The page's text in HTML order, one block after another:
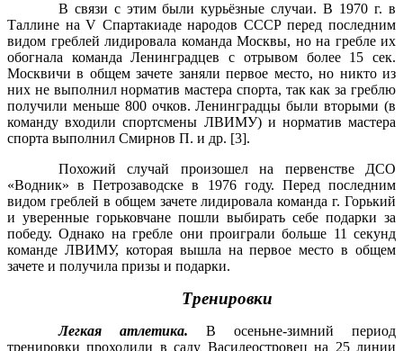
В связи с этим были курьёзные случаи. В 1970 г. в
Таллине наV Спартакиаде народов СССР перед последним
видом греблей лидировала команда Москвы, но на гребле их
обогнала команда Ленинградцев с отрывом более 15 сек.
Москвичи в общем зачете заняли первое место, но никто из
них не выполнил норматив мастера спорта, так как за греблю
получили меньше 800 очков. Ленинградцы были вторыми (в
команду входили спортсмены ЛВИМУ) и норматив мастера
спорта выполнил Смирнов П. и др. [3].
Похожий случай произошел на первенстве ДСО
«Водник» в Петрозаводске в 1976 году. Перед последним
видом греблей в общем зачете лидировала команда г. Горький
и уверенные горьковчане пошли выбирать себе подарки за
победу. Однако на гребле они проиграли больше 11 секунд
команде ЛВИМУ, которая вышла на первое место в общем
зачете и получила призы и подарки.
Тренировки
Легкая атлетика.
В осеньне-зимний период
тренировки проходили в саду Василеостровец на 25 линии